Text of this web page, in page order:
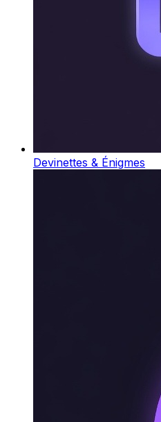
Devinettes & Énigmes